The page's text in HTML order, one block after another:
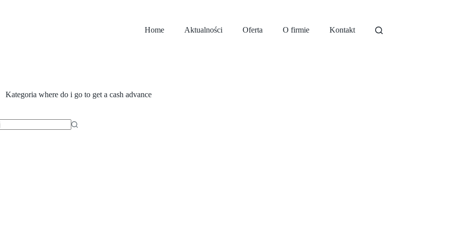
Home
Aktualności Oferta O firmie Kontakt
Kategoria where do i go to get a cash advance